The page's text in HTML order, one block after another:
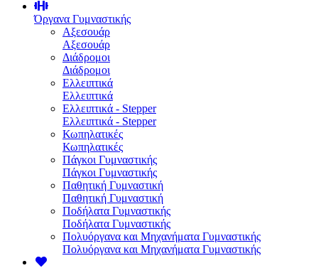
Όργανα Γυμναστικής
Αξεσουάρ
Αξεσουάρ
Διάδρομοι
Διάδρομοι
Ελλειπτικά
Ελλειπτικά
Ελλειπτικά - Stepper
Ελλειπτικά - Stepper
Κωπηλατικές
Κωπηλατικές
Πάγκοι Γυμναστικής
Πάγκοι Γυμναστικής
Παθητική Γυμναστική
Παθητική Γυμναστική
Ποδήλατα Γυμναστικής
Ποδήλατα Γυμναστικής
Πολυόργανα και Μηχανήματα Γυμναστικής
Πολυόργανα και Μηχανήματα Γυμναστικής